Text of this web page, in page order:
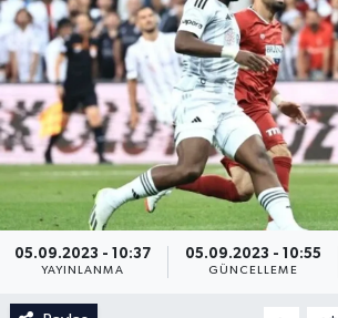
05.09.2023 - 10:37
YAYINLANMA
05.09.2023 - 10:55
GÜNCELLEME
İngiltere Premier Lig
Almanya Bundesliga
La Liga
Serie A
İngiltere Premier Lig
La Liga
Almanya Bundesliga
Serie A
Fransa Ligue 1